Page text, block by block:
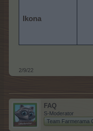
Ikona
2/9/22
FAQ
S-Moderator
Team Farmerama